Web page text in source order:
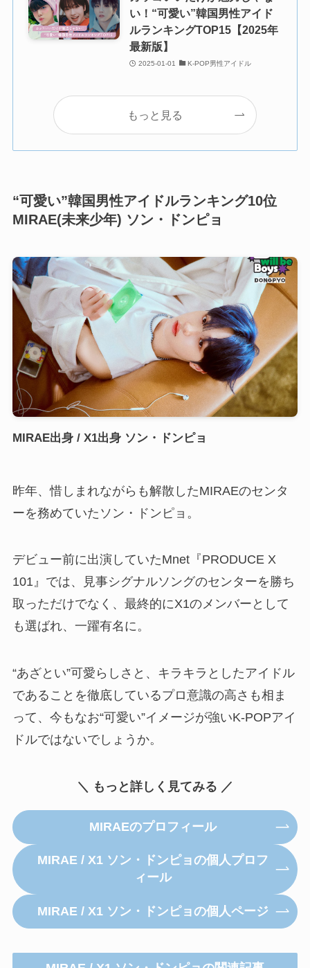
い！“可愛い”韓国男性アイド
ルランキングTOP15【2025年
最新版】
2025-01-01 K-POP男性アイドル
もっと見る
“可愛い”韓国男性アイドルランキング10位
MIRAE(未来少年) ソン・ドンピョ
MIRAE出身 / X1出身 ソン・ドンピョ
昨年、惜しまれながらも解散したMIRAEのセンタ
ーを務めていたソン・ドンピョ。
デビュー前に出演していたMnet『PRODUCE X
101』では、見事シグナルソングのセンターを勝ち
取っただけでなく、最終的にX1のメンバーとして
も選ばれ、一躍有名に。
“あざとい”可愛らしさと、キラキラとしたアイドル
であることを徹底しているプロ意識の高さも相ま
って、今もなお“可愛い”イメージが強いK-POPアイ
ドルではないでしょうか。
＼ もっと詳しく見てみる ／
MIRAEのプロフィール
MIRAE / X1 ソン・ドンピョの個人プロフ
ィール
MIRAE / X1 ソン・ドンピョの個人ページ